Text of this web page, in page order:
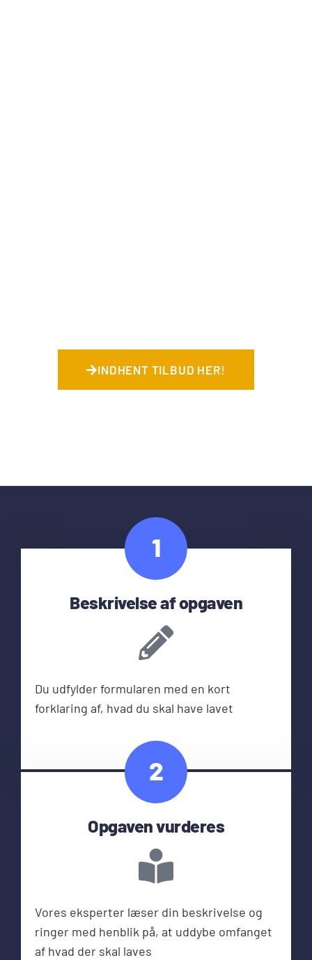
INDHENT TILBUD HER!
1
Beskrivelse af opgaven
Du udfylder formularen med en kort
forklaring af, hvad du skal have lavet
2
Opgaven vurderes
Vores eksperter læser din beskrivelse og
ringer med henblik på, at uddybe omfanget
af hvad der skal laves